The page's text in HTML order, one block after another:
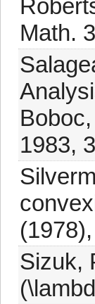
Math.
1983,
Sizuk,